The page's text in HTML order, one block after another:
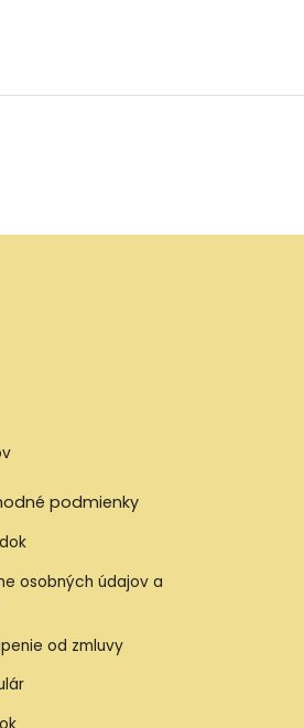
podmienky
osobných údajov a
od zmluvy